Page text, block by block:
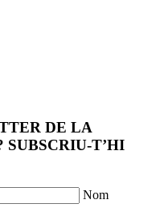
DE LA
SUBSCRIU-T’HI
Nom